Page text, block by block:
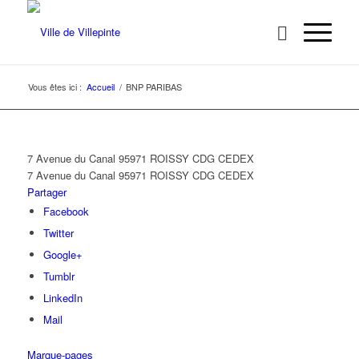
Vous êtes ici : Accueil / BNP PARIBAS
7 Avenue du Canal 95971 ROISSY CDG CEDEX
7 Avenue du Canal 95971 ROISSY CDG CEDEX
Partager
Facebook
Twitter
Google+
Tumblr
LinkedIn
Mail
Marque-pages